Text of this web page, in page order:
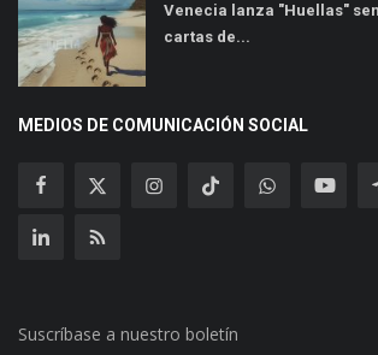
Venecia lanza "Huellas"
cartas de...
MEDIOS DE COMUNICACIÓN SOCIAL
Suscríbase a nuestro boletín